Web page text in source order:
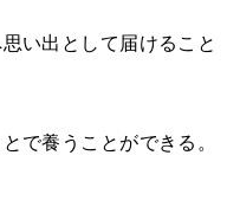
い出として届けること
で養うことができる。